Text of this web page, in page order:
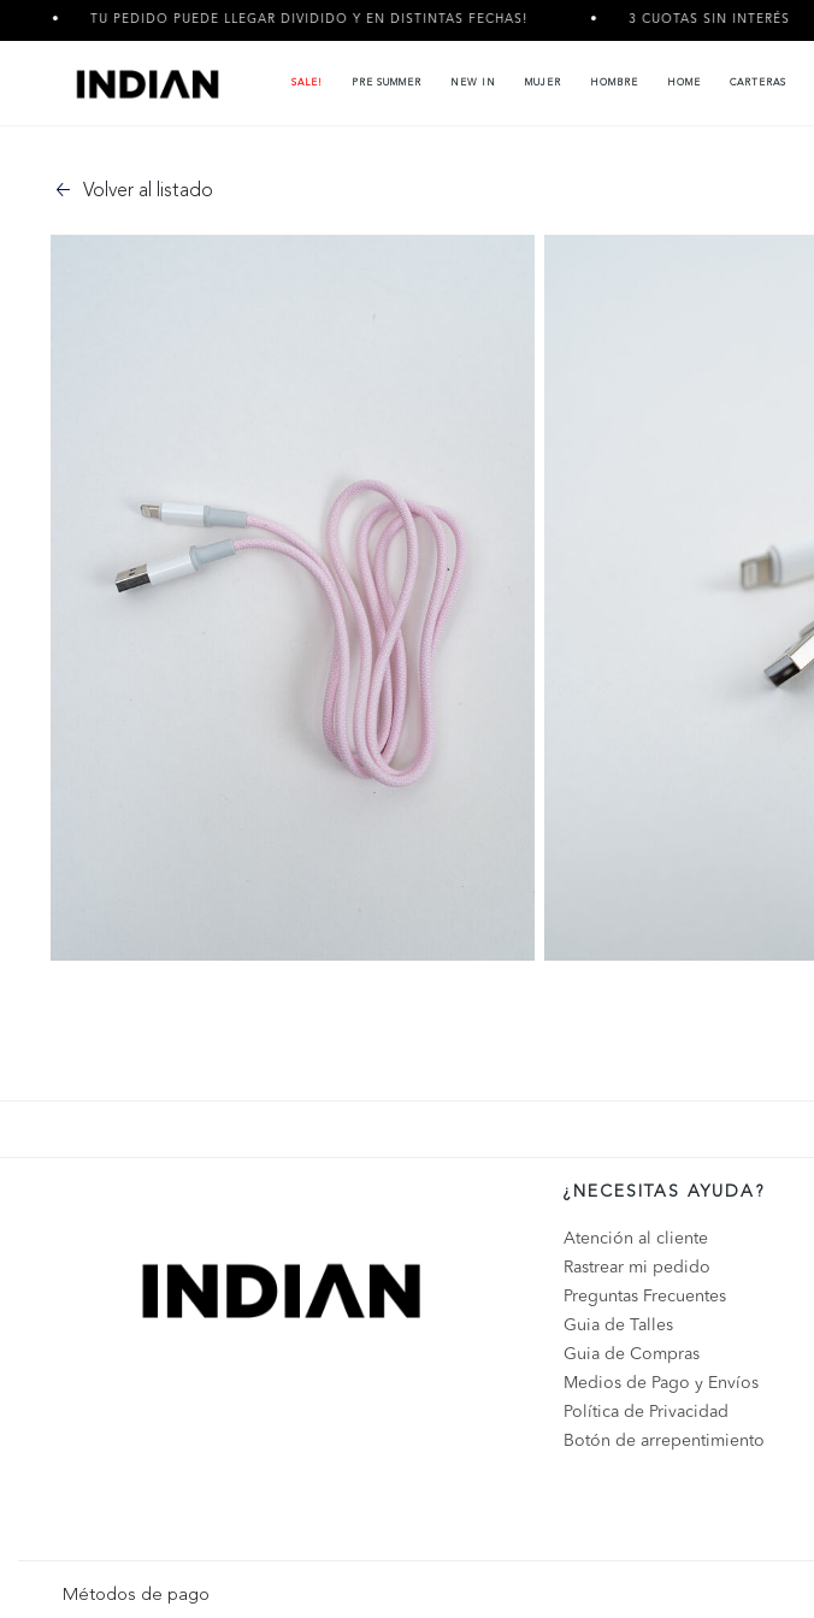
TU PEDIDO PUEDE LLEGAR DIVIDIDO Y EN DISTINTAS FECHAS! 3 CUOTAS SIN INTERÉS
SALE! PRE SUMMER NEW IN MUJER HOMBRE HOME CARTERAS
Volver al listado
¿NECESITAS AYUDA?
Atención al cliente
Rastrear mi pedido
Preguntas Frecuentes
Guia de Talles
Guia de Compras
Medios de Pago y Envíos
Política de Privacidad
Botón de arrepentimiento
Métodos de pago